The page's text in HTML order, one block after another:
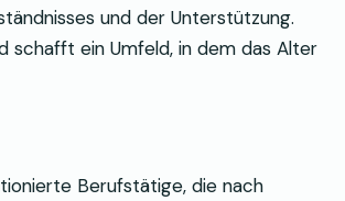
und der Unterstützung.
schafft ein Umfeld, in dem das Alter
Berufstätige, die nach